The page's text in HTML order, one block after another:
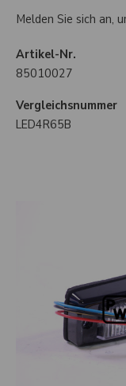
Melden Sie sich an,
Artikel-Nr.
85010027
Vergleichsnummer
LED4R65B